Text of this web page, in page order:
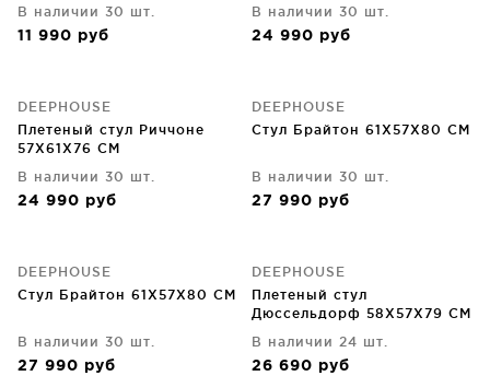
В наличии 30 шт.
11 990 руб
В наличии 30 шт.
24 990 руб
DEEPHOUSE
Плетеный стул Риччоне
57X61X76 CM
В наличии 30 шт.
24 990 руб
DEEPHOUSE
Стул Брайтон 61X57X80 CM
В наличии 30 шт.
27 990 руб
DEEPHOUSE
Стул Брайтон 61X57X80 CM
В наличии 30 шт.
27 990 руб
DEEPHOUSE
Плетеный стул
Дюссельдорф 58X57X79 CM
В наличии 24 шт.
26 690 руб